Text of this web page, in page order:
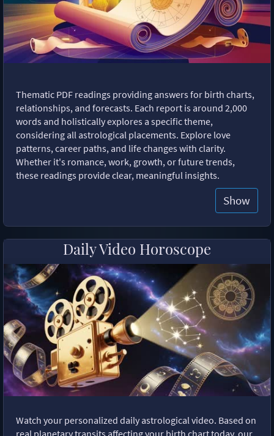
Thematic PDF readings providing answers for birth charts,
relationships, and forecasts. Each report is around 2,000
words and holistically explores a specific theme,
considering all astrological placements. Explore love
patterns, career paths, and life changes with clarity.
Whether it's romance, work, growth, or future trends,
these readings provide clear, meaningful insights.
Show
Daily Video Horoscope
Watch your personalized daily astrological video. Based on